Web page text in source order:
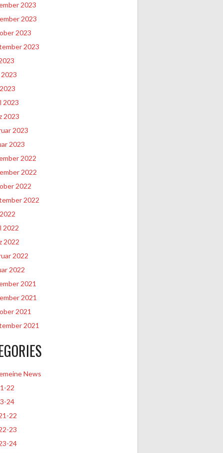
2023
2023
2023
2023
2023
2023
2023
2023
2023
2022
2022
2022
2022
2022
2022
2022
2022
2021
2021
2021
2021
News
22
24
22
23
24